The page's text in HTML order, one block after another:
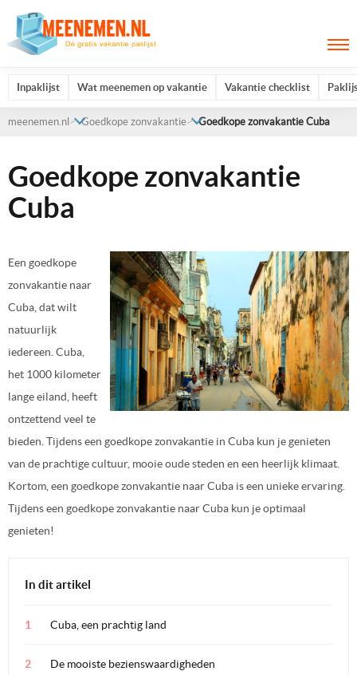
Inpaklijst Wat meenemen op vakantie Vakantie checklist
meenemen.nl Goedkope zonvakantie Goedkope zonvakantie Cuba
Goedkope zonvakantie
Cuba
Een goedkope
zonvakantie naar
Cuba, dat wilt
natuurlijk
iedereen. Cuba,
het 1000 kilometer
lange eiland, heeft
ontzettend veel te
bieden. Tijdens een goedkope zonvakantie in Cuba kun je genieten
van de prachtige cultuur, mooie oude steden en een heerlijk klimaat.
Kortom, een goedkope zonvakantie naar Cuba is een unieke ervaring.
Tijdens een goedkope zonvakantie naar Cuba kun je optimaal
genieten!
In dit artikel
Cuba, een prachtig land
De mooiste bezienswaardigheden